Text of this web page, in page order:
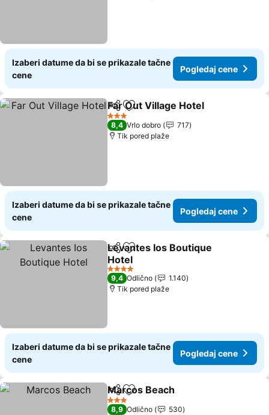
Izaberi datume da bi se prikazale tačne
cene
Pogledaj cene
Deli Dodati u favorite
Far Out Village Hotel
3 Zvezdice
8,4 Vrlo dobro
717
Tik pored plaže
Izaberi datume da bi se prikazale tačne
cene
Pogledaj cene
Deli Dodati u favorite
Levantes Ios Boutique
Hotel
Pogledaj cene
4 Zvezdice
9,4 Odlično
1.140
Tik pored plaže
Izaberi datume da bi se prikazale tačne
cene
Pogledaj cene
Deli Dodati u favorite
Marcos Beach
3 Zvezdice
8,9 Odlično
530